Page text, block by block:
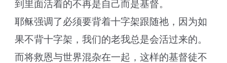
到里面活着的不再是自己而是基督。
耶稣强调了必须要背着十字架跟随祂，因为如
果不背十字架，我们的老我总是会活过来的。
而将救恩与世界混杂在一起，这样的基督徒不